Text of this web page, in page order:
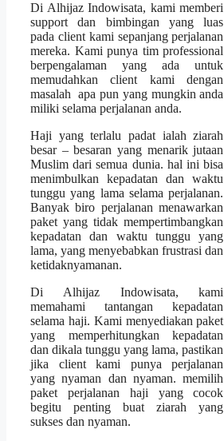
Di Alhijaz Indowisata, kami memberi
support dan bimbingan yang luas
pada client kami sepanjang perjalanan
mereka. Kami punya tim professional
berpengalaman yang ada untuk
memudahkan client kami dengan
masalah apa pun yang mungkin anda
miliki selama perjalanan anda.
Haji yang terlalu padat ialah ziarah
besar – besaran yang menarik jutaan
Muslim dari semua dunia. hal ini bisa
menimbulkan kepadatan dan waktu
tunggu yang lama selama perjalanan.
Banyak biro perjalanan menawarkan
paket yang tidak mempertimbangkan
kepadatan dan waktu tunggu yang
lama, yang menyebabkan frustrasi dan
ketidaknyamanan.
Di Alhijaz Indowisata, kami
memahami tantangan kepadatan
selama haji. Kami menyediakan paket
yang memperhitungkan kepadatan
dan dikala tunggu yang lama, pastikan
jika client kami punya perjalanan
yang nyaman dan nyaman. memilih
paket perjalanan haji yang cocok
begitu penting buat ziarah yang
sukses dan nyaman.